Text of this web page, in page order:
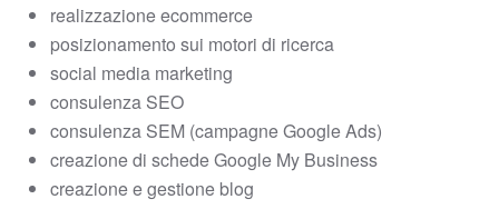
realizzazione ecommerce
posizionamento sui motori di ricerca
social media marketing
consulenza SEO
consulenza SEM (campagne Google Ads)
creazione di schede Google My Business
creazione e gestione blog